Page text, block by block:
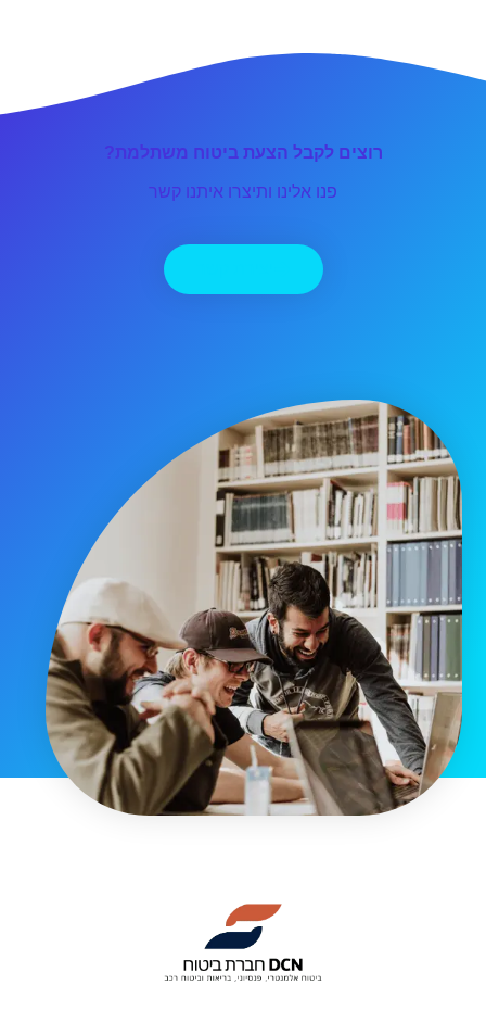
רוצים לקבל הצעת ביטוח משתלמת?
פנו אלינו ותיצרו איתנו קשר